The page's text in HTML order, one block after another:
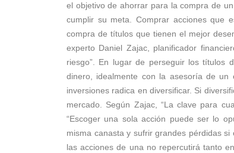
el objetivo de ahorrar para la compra de
cumplir su meta. Comprar acciones que
compra de títulos que tienen el mejor
experto Daniel Zajac, planificador
riesgo”. En lugar de perseguir los títulos
dinero, idealmente con la asesoría de un
inversiones radica en diversificar. Si
mercado. Según Zajac, “La clave para
“Escoger una sola acción puede ser lo
misma canasta y sufrir grandes pérdidas
las acciones de una no repercutirá tanto